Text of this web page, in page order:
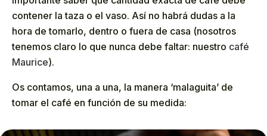
contener la taza o el vaso. Así no habrá dudas a la
hora de tomarlo, dentro o fuera de casa (nosotros
tenemos claro lo que nunca debe faltar: nuestro café
Maurice).
Os contamos, una a una, la manera ‘malaguita’ de
tomar el café en función de su medida: